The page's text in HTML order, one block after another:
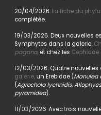
20/04/2026. La fiche du
complétée.
19/03/2026. Deux nouvelles
Symphytes dans la galerie.
pagana,et chez les Cephidae :
12/03/2026. Quatre nouvelles
galerie,un Erebidae (Manulea
(Agrochola lychnidis,
pyramidea).
11/03/2026. Avec trois